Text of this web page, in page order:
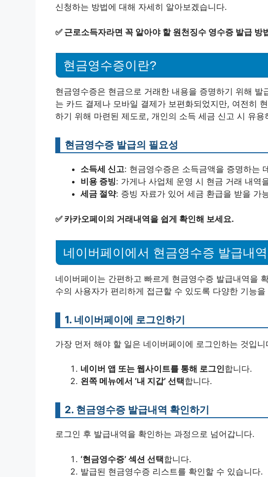
신청하는 방법에 대해 자세히 알아보겠습니다.
✅ 근로소득자라면 꼭 알아야 할 원천징수 영수증 발급 방
현금영수증이란?
현금영수증은 현금으로 거래한 내용을 증명하기 위해 발
는 카드 결제나 모바일 결제가 보편화되었지만, 여전히
하기 위해 마련된 제도로, 개인의 소득 세금 신고 시 유용
현금영수증 발급의 필요성
소득세 신고: 현금영수증은 소득금액을 증명하는
비용 증빙: 가게나 사업체 운영 시 현금 거래 내역
세금 절약: 증빙 자료가 있어 세금 환급을 받을 가
✅ 카카오페이의 거래내역을 쉽게 확인해 보세요.
네이버페이에서 현금영수증 발급내
네이버페이는 간편하고 빠르게 현금영수증 발급내역을
수의 사용자가 편리하게 접근할 수 있도록 다양한 기능을
1. 네이버페이에 로그인하기
가장 먼저 해야 할 일은 네이버페이에 로그인하는 것입니
네이버 앱 또는 웹사이트를 통해 로그인합니다.
왼쪽 메뉴에서 ‘내 지갑’ 선택합니다.
2. 현금영수증 발급내역 확인하기
로그인 후 발급내역을 확인하는 과정으로 넘어갑니다.
‘현금영수증’ 섹션 선택합니다.
발급된 현금영수증 리스트를 확인할 수 있습니다.